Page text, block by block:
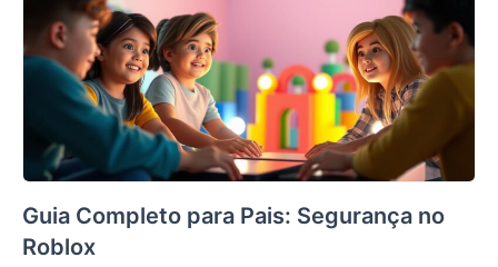
Guia Completo para Pais: Segurança no
Roblox